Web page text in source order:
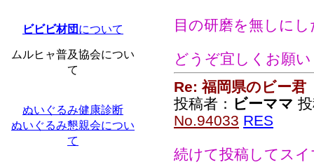
ビビビ材団 について
ムルヒャ普及協会につい
て
ぬいぐるみ健康診断
ぬいぐるみ懇親会につい
て
目の研磨を無しに
どうぞ宜しくお願
Re: 福岡県のビー君
投稿者： ビーママ
No.94033 RES
続けて投稿してス